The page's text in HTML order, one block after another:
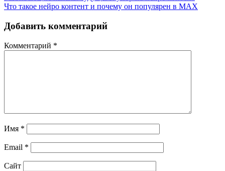
Что такое нейро контент и почему он популярен в MAX
Добавить комментарий
Комментарий *
Имя *
Email *
Сайт